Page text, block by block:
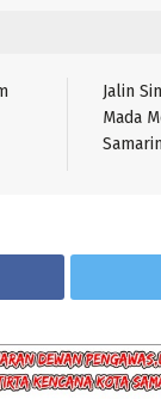
Jalin
Mada